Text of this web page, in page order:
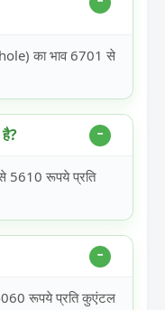
का भाव 6701 से
5610 रूपये प्रति
रूपये प्रति कुएंटल